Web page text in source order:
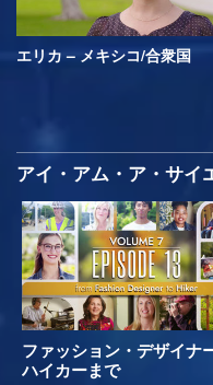
エリカ – メキシコ/合衆国
アイ・アム・ア・サイ
ファッション・デザイナ
ハイカーまで